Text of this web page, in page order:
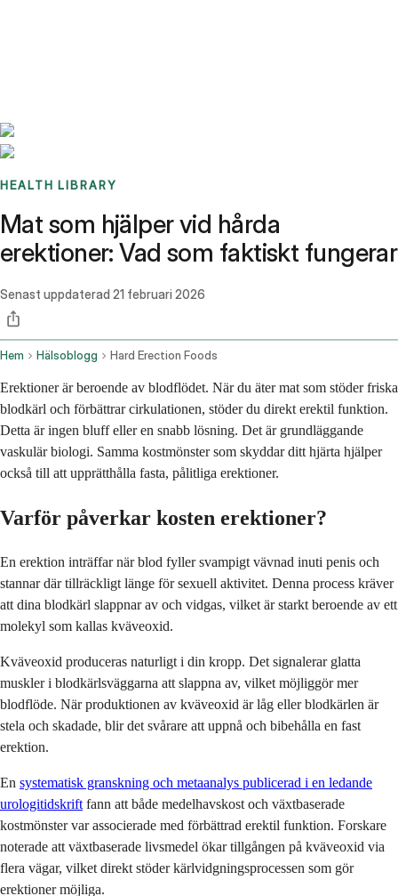
HEALTH LIBRARY
Mat som hjälper vid hårda
erektioner: Vad som faktiskt fungerar
Senast uppdaterad 21 februari 2026
Hem Hälsoblogg Hard Erection Foods
Erektioner är beroende av blodflödet. När du äter mat som stöder friska
blodkärl och förbättrar cirkulationen, stöder du direkt erektil funktion.
Detta är ingen bluff eller en snabb lösning. Det är grundläggande
vaskulär biologi. Samma kostmönster som skyddar ditt hjärta hjälper
också till att upprätthålla fasta, pålitliga erektioner.
Varför påverkar kosten erektioner?
En erektion inträffar när blod fyller svampigt vävnad inuti penis och
stannar där tillräckligt länge för sexuell aktivitet. Denna process kräver
att dina blodkärl slappnar av och vidgas, vilket är starkt beroende av ett
molekyl som kallas kväveoxid.
Kväveoxid produceras naturligt i din kropp. Det signalerar glatta
muskler i blodkärlsväggarna att slappna av, vilket möjliggör mer
blodflöde. När produktionen av kväveoxid är låg eller blodkärlen är
stela och skadade, blir det svårare att uppnå och bibehålla en fast
erektion.
En systematisk granskning och metaanalys publicerad i en ledande
urologitidskrift fann att både medelhavskost och växtbaserade
kostmönster var associerade med förbättrad erektil funktion. Forskare
noterade att växtbaserade livsmedel ökar tillgången på kväveoxid via
flera vägar, vilket direkt stöder kärlvidgningsprocessen som gör
erektioner möjliga.